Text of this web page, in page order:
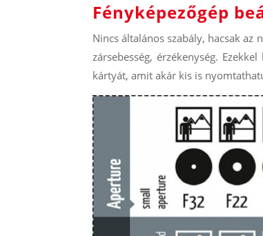
Fényképezőgép
Nincs általános szabály, hacsak az
zársebesség, érzékenység.
kártyát, amit akár kis is